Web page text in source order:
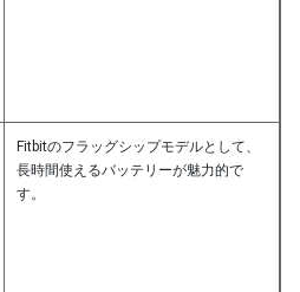
Fitbitのフラッグシップモデルとして、
長時間使えるバッテリーが魅力的で
す。